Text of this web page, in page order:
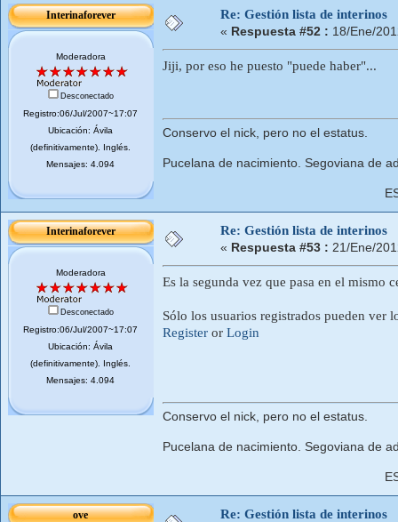
Interinaforever
Moderadora
Desconectado
Registro:06/Jul/2007~17:07
Ubicación: Ávila
(definitivamente). Inglés.
Mensajes: 4.094
Re: Gestión lista de interinos
« Respuesta #52 : 18/Ene/
Jiji, por eso he puesto "puede haber"...
Conservo el nick, pero no el estatus.
Pucelana de nacimiento. Segoviana de
Interinaforever
Moderadora
Desconectado
Registro:06/Jul/2007~17:07
Ubicación: Ávila
(definitivamente). Inglés.
Mensajes: 4.094
Re: Gestión lista de interinos
« Respuesta #53 : 21/Ene/
Es la segunda vez que pasa en el mismo
Sólo los usuarios registrados pueden ver
Register or Login
Conservo el nick, pero no el estatus.
Pucelana de nacimiento. Segoviana de
ove Re: Gestión lista de interinos